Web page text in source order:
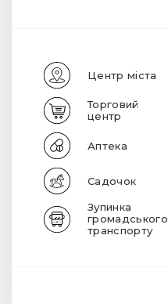
Центр міста
Торговий
центр
Аптека
Садочок
Зупинка
громадського
транспорту